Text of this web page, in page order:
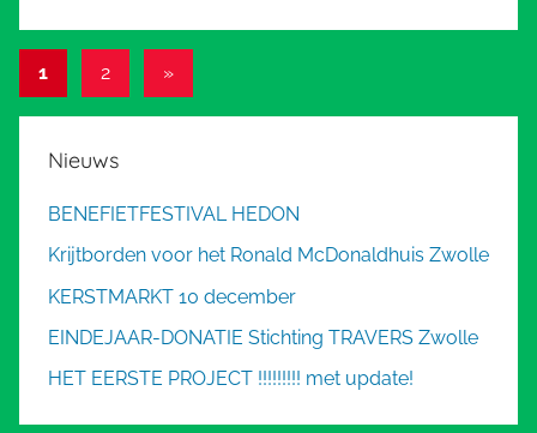
Berichten
paginering
1 2
Volgende
berichten
»
Nieuws
BENEFIETFESTIVAL HEDON
Krijtborden voor het Ronald McDonaldhuis Zwolle
KERSTMARKT 10 december
EINDEJAAR-DONATIE Stichting TRAVERS Zwolle
HET EERSTE PROJECT !!!!!!!!! met update!